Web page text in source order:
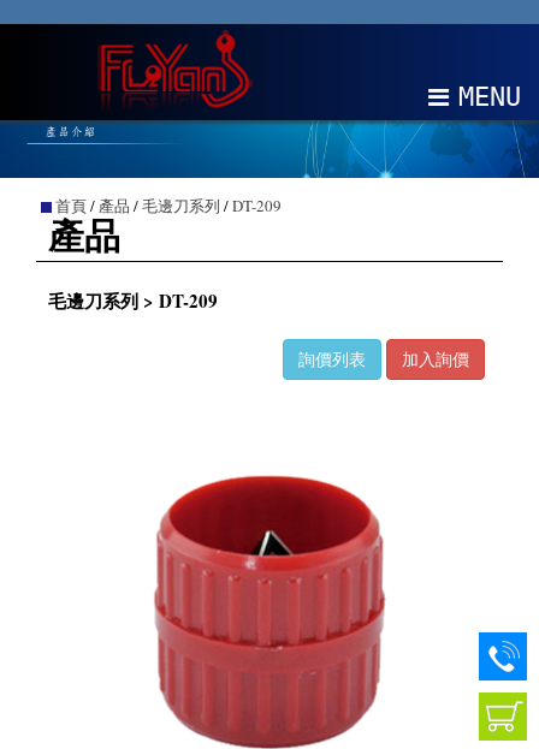
MENU
產品首頁/ 產品 /毛邊刀系列 /DT-209
產品
毛邊刀系列 > DT-209
詢價列表 加入詢價